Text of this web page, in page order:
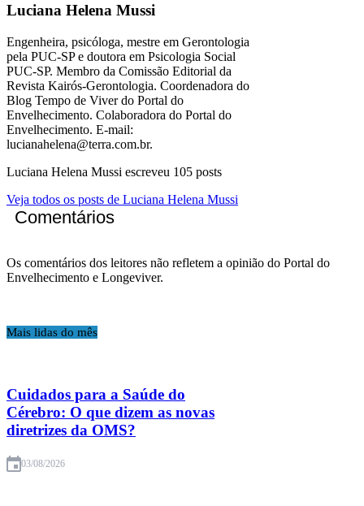
Luciana Helena Mussi
Engenheira, psicóloga, mestre em Gerontologia
pela PUC-SP e doutora em Psicologia Social
PUC-SP. Membro da Comissão Editorial da
Revista Kairós-Gerontologia. Coordenadora do
Blog Tempo de Viver do Portal do
Envelhecimento. Colaboradora do Portal do
Envelhecimento. E-mail:
lucianahelena@terra.com.br.
Luciana Helena Mussi escreveu 105 posts
Veja todos os posts de Luciana Helena Mussi
Comentários
Os comentários dos leitores não refletem a opinião do Portal do
Envelhecimento e Longeviver.
Mais lidas do mês
Cuidados para a Saúde do
Cérebro: O que dizem as novas
diretrizes da OMS?
03/08/2026